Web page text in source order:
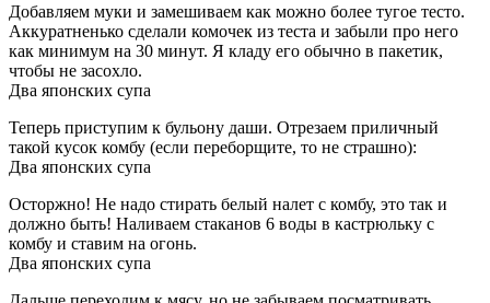
Добавляем муки и замешиваем как можно более тугое тесто.
Аккуратненько сделали комочек из теста и забыли про него
как минимум на 30 минут. Я кладу его обычно в пакетик,
чтобы не засохло.
Два японских супа
Теперь приступим к бульону даши. Отрезаем приличный
такой кусок комбу (если переборщите, то не страшно):
Два японских супа
Осторжно! Не надо стирать белый налет с комбу, это так и
должно быть! Наливаем стаканов 6 воды в кастрюльку с
комбу и ставим на огонь.
Два японских супа